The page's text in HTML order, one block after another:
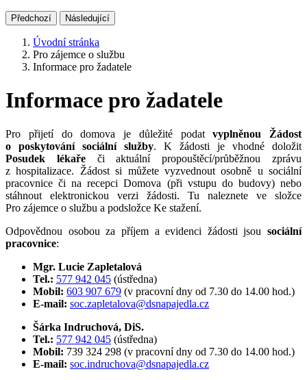
Předchozí Následující
Úvodní stránka
Pro zájemce o službu
Informace pro žadatele
Informace pro žadatele
Pro přijetí do domova je důležité podatvyplněnou Žádost
o poskytování sociální služby. K žádosti je vhodné doložit
Posudek lékaře či aktuální propouštěcí/průběžnou zprávu
z hospitalizace. Žádost si můžete vyzvednout osobně u sociální
pracovnice či na recepci Domova (při vstupu do budovy) nebo
stáhnout elektronickou verzi žádosti. Tu naleznete ve složce
Pro zájemce o službu a podsložce Ke stažení.
Odpovědnou osobou za příjem a evidenci žádosti jsou sociální
pracovnice:
Mgr. Lucie Zapletalová
Tel.: 577 942 045 (ústředna)
Mobil: 603 907 679 (v pracovní dny od 7.30 do 14.00 hod.)
E-mail: soc.zapletalova@dsnapajedla.cz
Šárka Indruchová, DiS.
Tel.: 577 942 045 (ústředna)
Mobil: 739 324 298 (v pracovní dny od 7.30 do 14.00 hod.)
E-mail: soc.indruchova@dsnapajedla.cz